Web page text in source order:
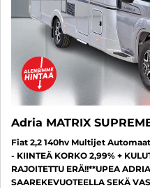
Adria MATRIX
Fiat 2,2 140hv Multijet
- KIINTEÄ KORKO 2,99% +
RAJOITETTU ERÄ!!**UPEA
SAAREKEVUOTEELLA SEKÄ